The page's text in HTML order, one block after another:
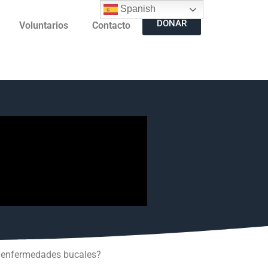
DONAR
Voluntarios Contacto
bucales?
Spanish